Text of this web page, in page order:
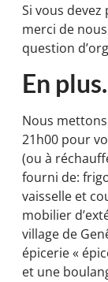
Si vous
merci de
question
En
Nous
21h00 pour
(ou à
fourni de:
vaisselle et
mobilier
village de
épicerie «
et une